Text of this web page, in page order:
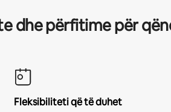
dhe përfitime për
Fleksibiliteti që të duhet